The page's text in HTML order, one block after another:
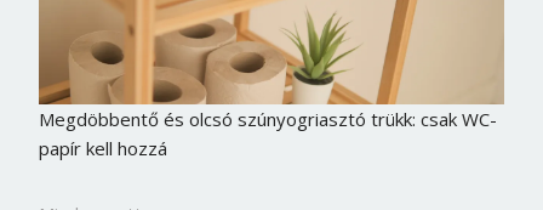
Megdöbbentő és olcsó szúnyogriasztó trükk: csak WC-
papír kell hozzá